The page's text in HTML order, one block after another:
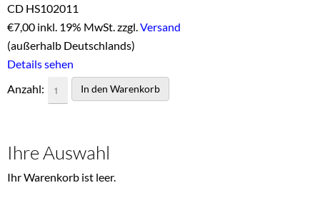
CD HS102011
€7,00 inkl. 19% MwSt. zzgl. Versand
(außerhalb Deutschlands)
Details sehen
Anzahl:
Ihre Auswahl
Ihr Warenkorb ist leer.